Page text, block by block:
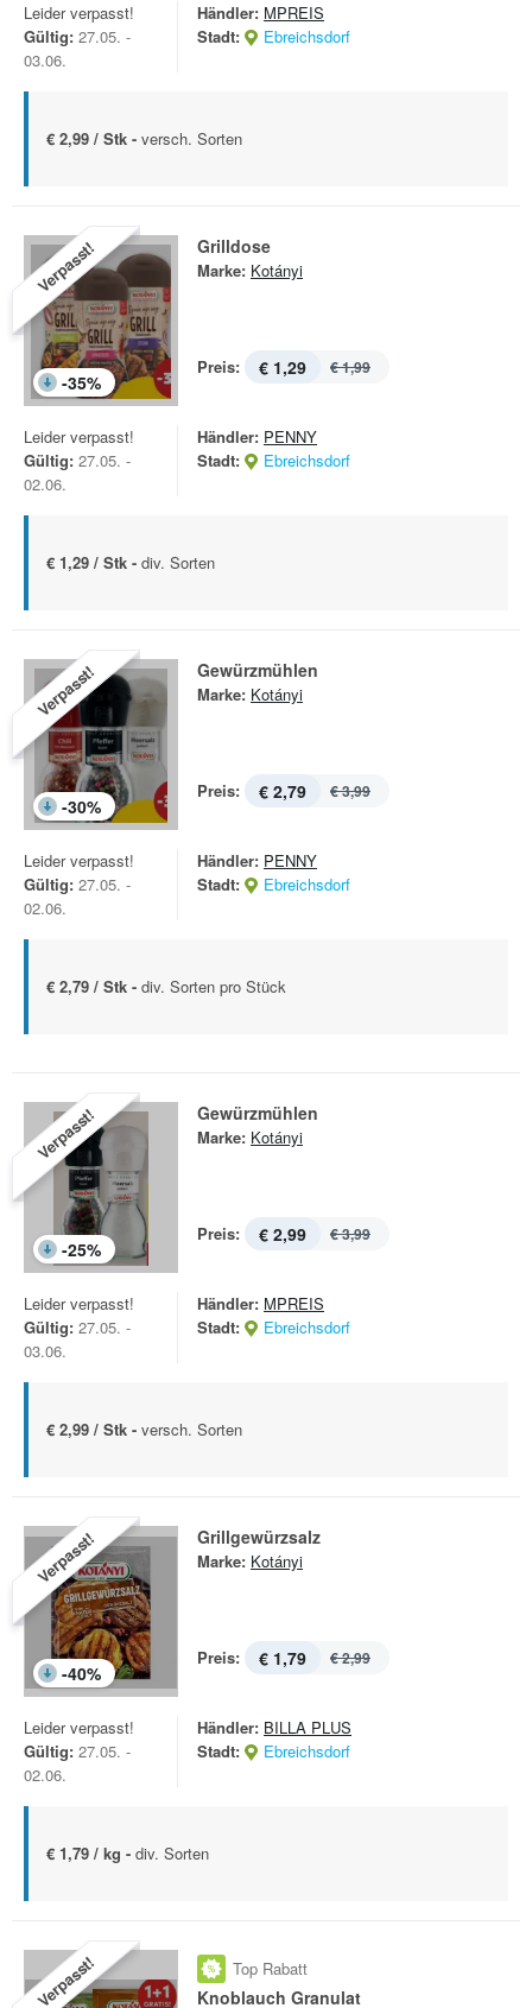
Leider verpasst!
Gültig: 27.05. -
03.06.
Händler: MPREIS
Stadt:
Ebreichsdorf
€ 2,99 / Stk - versch. Sorten
Verpasst!
-35%
Grilldose
Marke: Kotányi
Preis: € 1,29 € 1,99
Leider verpasst!
Gültig: 27.05. -
02.06.
Händler: PENNY
Stadt:
Ebreichsdorf
€ 1,29 / Stk - div. Sorten
Verpasst!
-30%
Gewürzmühlen
Marke: Kotányi
Preis: € 2,79 € 3,99
Leider verpasst!
Gültig: 27.05. -
02.06.
Händler: PENNY
Stadt:
Ebreichsdorf
€ 2,79 / Stk - div. Sorten pro Stück
Verpasst!
-25%
Gewürzmühlen
Marke: Kotányi
Preis: € 2,99 € 3,99
Leider verpasst!
Gültig: 27.05. -
03.06.
Händler: MPREIS
Stadt:
Ebreichsdorf
€ 2,99 / Stk - versch. Sorten
Verpasst!
-40%
Grillgewürzsalz
Marke: Kotányi
Preis: € 1,79 € 2,99
Leider verpasst!
Gültig: 27.05. -
02.06.
Händler: BILLA PLUS
Stadt:
Ebreichsdorf
€ 1,79 / kg - div. Sorten
Verpasst! Top Rabatt
Knoblauch Granulat